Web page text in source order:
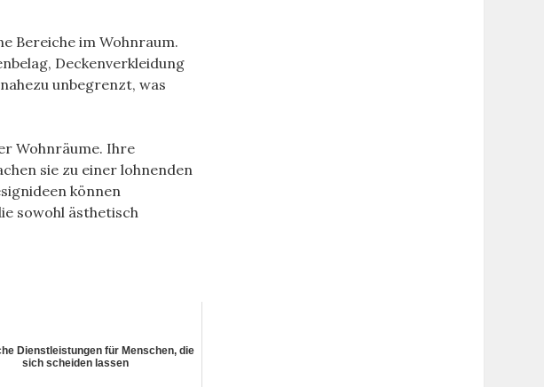
Bereiche im Wohnraum.
Deckenverkleidung
unbegrenzt, was
Wohnräume. Ihre
sie zu einer lohnenden
können
sowohl ästhetisch
Dienstleistungen für Menschen, die
sich scheiden lassen